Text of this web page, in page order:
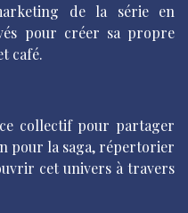
de la série en
pour créer sa propre
café.
collectif pour partager
pour la saga, répertorier
cet univers à travers